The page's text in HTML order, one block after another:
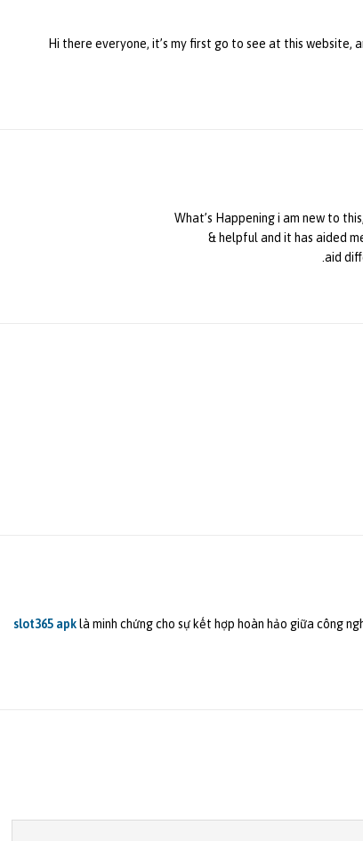
Hi there everyone, it’s my first go to see at this
What’s Happening i am new to
helpful and it has aided
aid
slot365 apk là minh chứng cho sự kết hợp hoàn hảo giữa công